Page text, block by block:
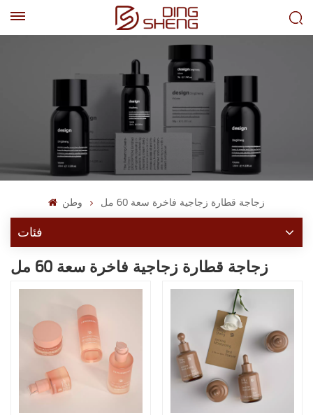
وطن زجاجة قطارة زجاجية فاخرة سعة 60 مل
فئات
زجاجة قطارة زجاجية فاخرة سعة 60 مل